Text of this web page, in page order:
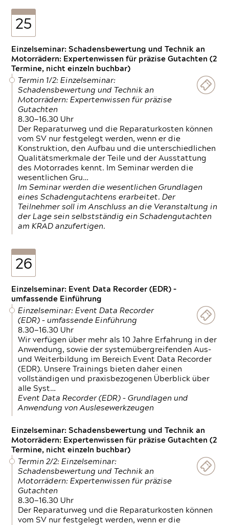
25
Einzelseminar: Schadensbewertung und Technik an
Motorrädern: Expertenwissen für präzise Gutachten (2
Termine, nicht einzeln buchbar)
Termin 1/2: Einzelseminar:
Schadensbewertung und Technik an
Motorrädern: Expertenwissen für präzise
Gutachten
8.30—16.30 Uhr
Der Reparaturweg und die Reparaturkosten können
vom SV nur festgelegt werden, wenn er die
Konstruktion, den Aufbau und die unterschiedlichen
Qualitätsmerkmale der Teile und der Ausstattung
des Motorrades kennt. Im Seminar werden die
wesentlichen Gru…
Im Seminar werden die wesentlichen Grundlagen
eines Schadengutachtens erarbeitet. Der
Teilnehmer soll im Anschluss an die Veranstaltung in
der Lage sein selbstständig ein Schadengutachten
am KRAD anzufertigen.
26
Einzelseminar: Event Data Recorder (EDR) –
umfassende Einführung
Einzelseminar: Event Data Recorder
(EDR) – umfassende Einführung
8.30—16.30 Uhr
Wir verfügen über mehr als 10 Jahre Erfahrung in der
Anwendung, sowie der systemübergreifenden Aus-
und Weiterbildung im Bereich Event Data Recorder
(EDR). Unsere Trainings bieten daher einen
vollständigen und praxisbezogenen Überblick über
alle Syst…
Event Data Recorder (EDR) – Grundlagen und
Anwendung von Auslesewerkzeugen
Einzelseminar: Schadensbewertung und Technik an
Motorrädern: Expertenwissen für präzise Gutachten (2
Termine, nicht einzeln buchbar)
Termin 2/2: Einzelseminar:
Schadensbewertung und Technik an
Motorrädern: Expertenwissen für präzise
Gutachten
8.30—16.30 Uhr
Der Reparaturweg und die Reparaturkosten können
vom SV nur festgelegt werden, wenn er die